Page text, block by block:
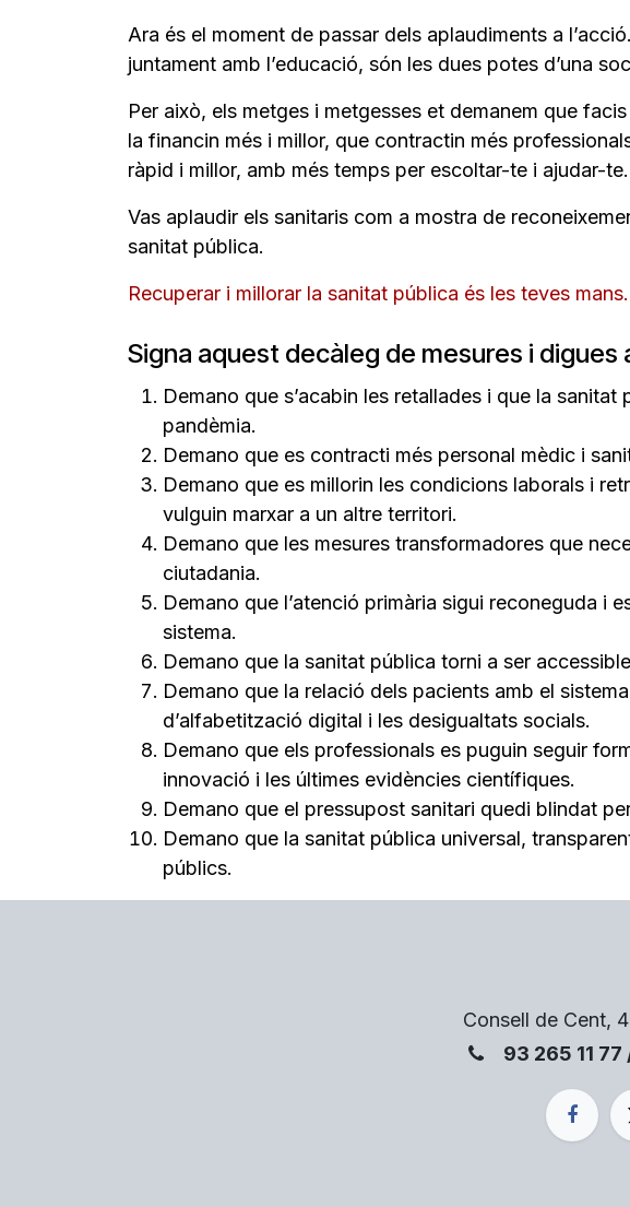
Ara és el moment de passar dels aplaudiments a
juntament amb l’educació, són les dues potes d’una
Per això, els metges i metgesses et demanem que
la financin més i millor, que contractin més
ràpid i millor, amb més temps per escoltar-te i ajudar-te.
Vas aplaudir els sanitaris com a mostra de
sanitat pública.
Recuperar i millorar la sanitat pública és les teves mans.
Signa aquest decàleg de mesures i digues
Demano que s’acabin les retallades i que la
pandèmia.
Demano que es contracti més personal mèdic i
Demano que es millorin les condicions laborals i
vulguin marxar a un altre territori.
Demano que les mesures transformadores que
ciutadania.
Demano que l’atenció primària sigui reconeguda i
sistema.
Demano que la sanitat pública torni a ser
Demano que la relació dels pacients amb el
d’alfabetització digital i les desigualtats socials.
Demano que els professionals es puguin seguir
innovació i les últimes evidències científiques.
Demano que el pressupost sanitari quedi blindat
Demano que la sanitat pública universal,
públics.
Consell de Cent,
93 265 11